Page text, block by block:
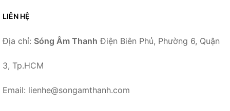
LIÊN HỆ
Địa chỉ: Sóng Âm Thanh Điện Biên Phủ, Phường 6, Quận
3, Tp.HCM
Email: lienhe@songamthanh.com